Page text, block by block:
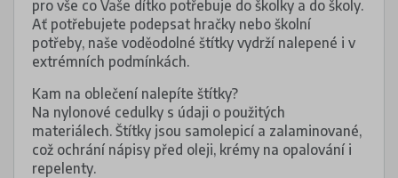
pro vše co Vaše dítko potřebuje do školky a do školy.
Ať potřebujete podepsat hračky nebo školní
potřeby, naše voděodolné štítky vydrží nalepené i v
extrémních podmínkách.
Kam na oblečení nalepíte štítky?
Na nylonové cedulky s údaji o použitých
materiálech. Štítky jsou samolepicí a zalaminované,
což ochrání nápisy před oleji, krémy na opalování i
repelenty.